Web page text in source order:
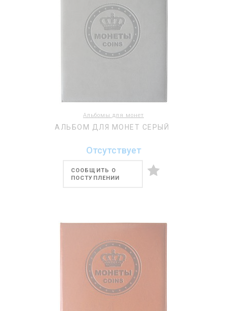
Альбомы для монет
АЛЬБОМ ДЛЯ МОНЕТ СЕРЫЙ
Отсутствует
СООБЩИТЬ О
ПОСТУПЛЕНИИ